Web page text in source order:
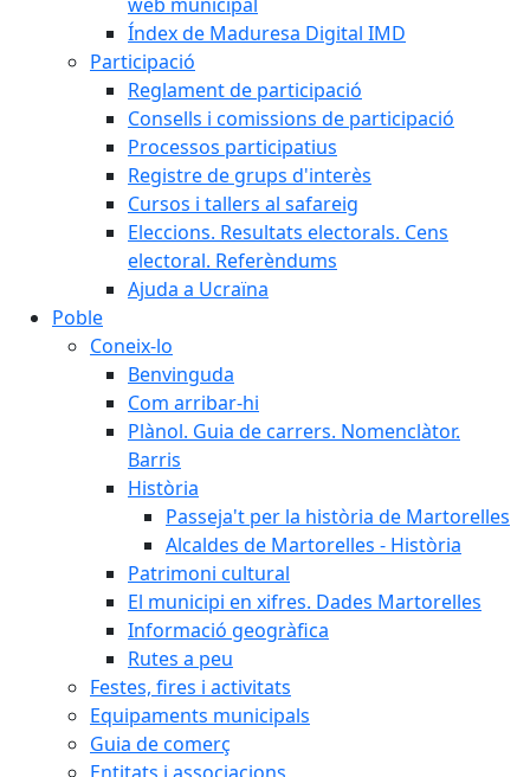
Índex de Maduresa Digital IMD
Participació
Reglament de participació
Consells i comissions de participació
Processos participatius
Registre de grups d'interès
Cursos i tallers al safareig
Eleccions. Resultats electorals. Cens
electoral. Referèndums
Ajuda a Ucraïna
Poble
Coneix-lo
Benvinguda
Com arribar-hi
Plànol. Guia de carrers. Nomenclàtor.
Barris
Història
Passeja't per la història de Martorelles
Alcaldes de Martorelles - Història
Patrimoni cultural
El municipi en xifres. Dades Martorelles
Informació geogràfica
Rutes a peu
Festes, fires i activitats
Equipaments municipals
Guia de comerç